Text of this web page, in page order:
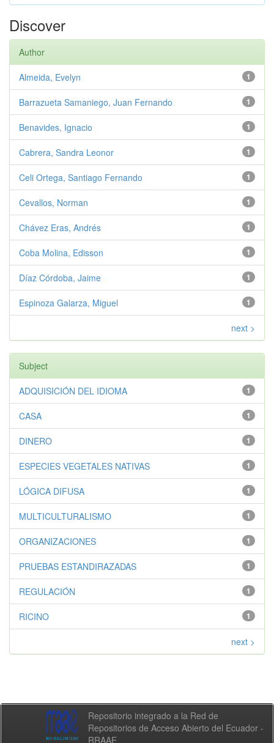
Discover
Author
1
Almeida, Evelyn
1
Barrazueta Samaniego, Juan Fernando
1
Benavides, Ignacio
1
Cabrera, Sandra Leonor
1
Celi Ortega, Santiago Fernando
1
Cevallos, Norman
1
Chávez Eras, Andrés
1
Coba Molina, Edisson
1
Díaz Córdoba, Jaime
1
Espinoza Galarza, Miguel
next >
Subject
1
ADQUISICIÓN DEL IDIOMA
1
CASA
1
DINERO
1
ESPECIES VEGETALES NATIVAS
1
LÓGICA DIFUSA
1
MULTICULTURALISMO
1
ORGANIZACIONES
1
PRUEBAS ESTANDIRAZADAS
1
REGULACIÓN
1
RICINO
next >
Repositorio integrado a la Red de
Repositorios de Acceso Abierto del Ecuador -
RRAAE